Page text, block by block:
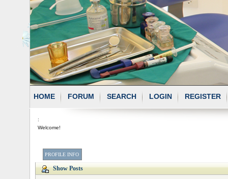
HOME FORUM SEARCH LOGIN REGISTER
:
Welcome!
PROFILE INFO
Show Posts